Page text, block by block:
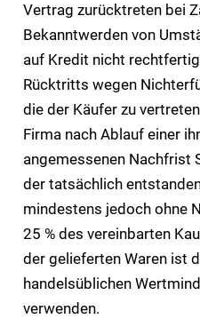
Vertrag zurücktreten bei
Bekanntwerden von
auf Kredit nicht
Rücktritts wegen
die der Käufer zu
Firma nach Ablauf einer
angemessenen Nachfrist
der tatsächlich
mindestens jedoch ohne
25 % des vereinbarten
der gelieferten Waren ist
handelsüblichen
verwenden.